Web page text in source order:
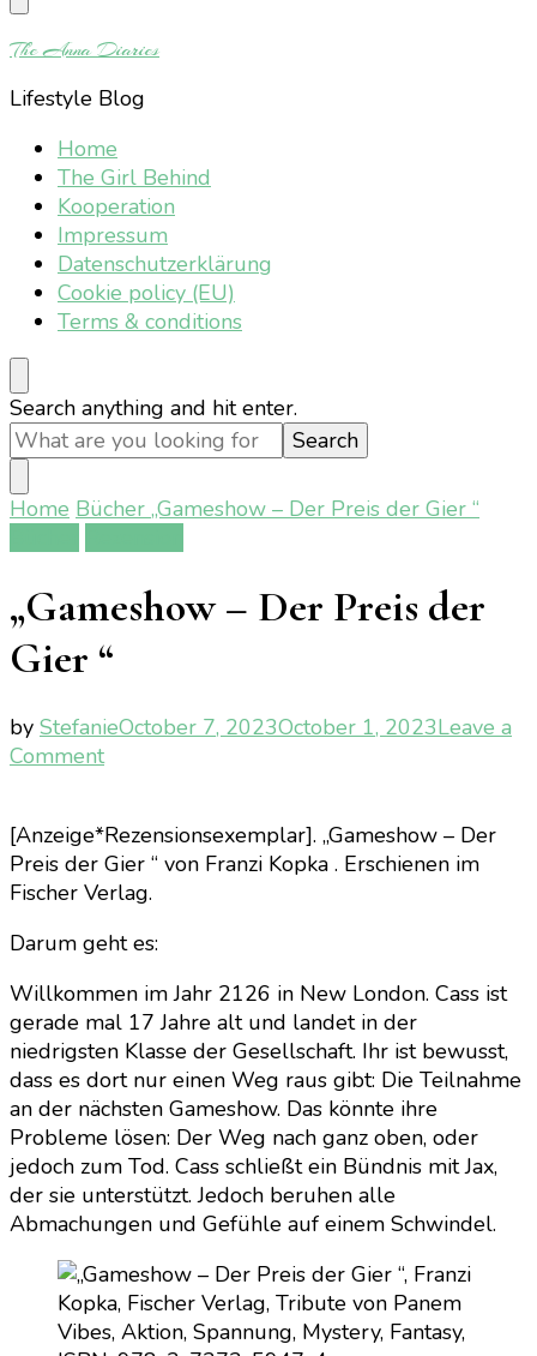
The Anna Diaries
Lifestyle Blog
Home
The Girl Behind
Kooperation
Impressum
Datenschutzerklärung
Cookie policy (EU)
Terms & conditions
Looking
for
Something?
Search anything and hit enter.
Home Bücher „Gameshow – Der Preis der Gier “
„Gameshow – Der Preis der
Gier “
by StefanieOctober 7, 2023October 1, 2023Leave a
Commenton
Der
Preis
der
Gier
“
[Anzeige*Rezensionsexemplar]. „Gameshow – Der
Preis der Gier “ von Franzi Kopka . Erschienen im
Fischer Verlag.
Darum geht es:
Willkommen im Jahr 2126 in New London. Cass ist
gerade mal 17 Jahre alt und landet in der
niedrigsten Klasse der Gesellschaft. Ihr ist bewusst,
dass es dort nur einen Weg raus gibt: Die Teilnahme
an der nächsten Gameshow. Das könnte ihre
Probleme lösen: Der Weg nach ganz oben, oder
jedoch zum Tod. Cass schließt ein Bündnis mit Jax,
der sie unterstützt. Jedoch beruhen alle
Abmachungen und Gefühle auf einem Schwindel.